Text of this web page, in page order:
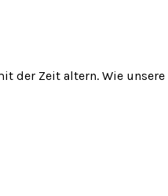
der Zeit altern. Wie